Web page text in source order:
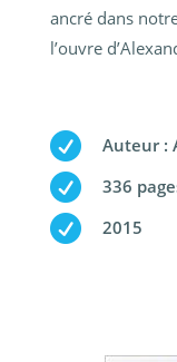
ancré dans
l’ouvre
 Auteur :
 336
 2015